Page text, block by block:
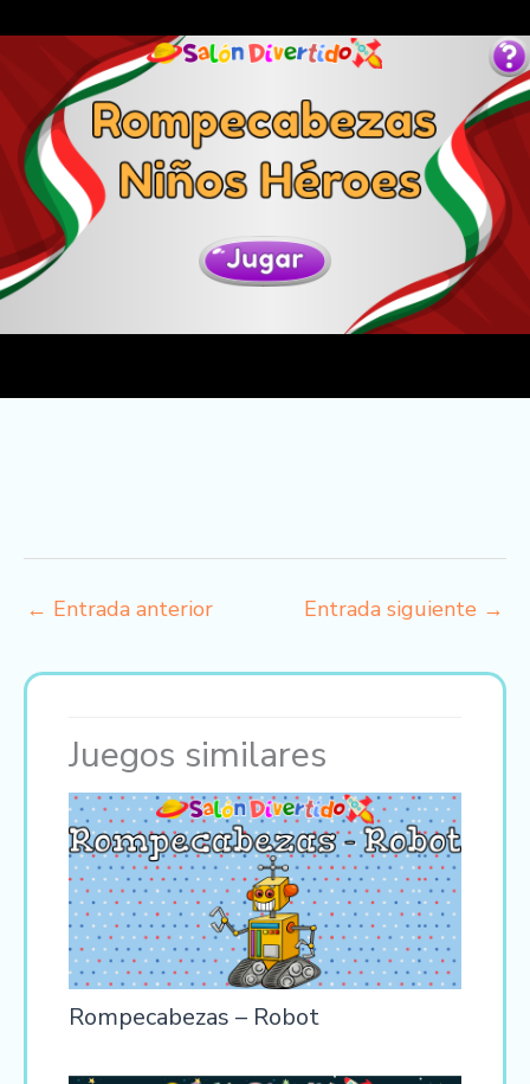
← Entrada anterior Entrada siguiente →
Juegos similares
Rompecabezas – Robot